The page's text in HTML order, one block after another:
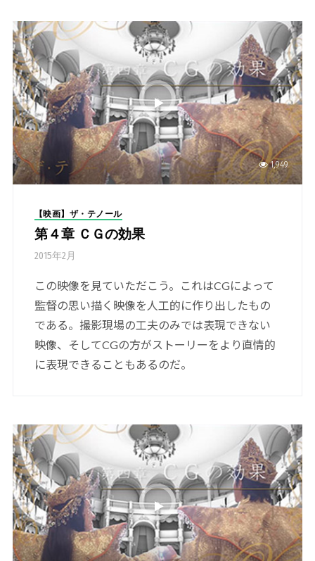
1,949
【映画】ザ・テノール
第４章 ＣＧの効果
2015年2月
この映像を見ていただこう。これはCGによって
監督の思い描く映像を人工的に作り出したもの
である。撮影現場の工夫のみでは表現できない
映像、そしてCGの方がストーリーをより直情的
に表現できることもあるのだ。